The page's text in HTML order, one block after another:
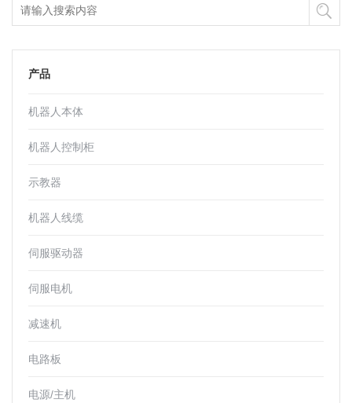
产品
机器人本体
机器人控制柜
示教器
机器人线缆
伺服驱动器
伺服电机
减速机
电路板
电源/主机